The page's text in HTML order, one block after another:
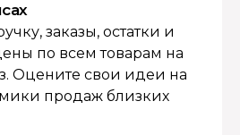
заказы, остатки и
по всем товарам на
Оцените свои идеи на
продаж близких